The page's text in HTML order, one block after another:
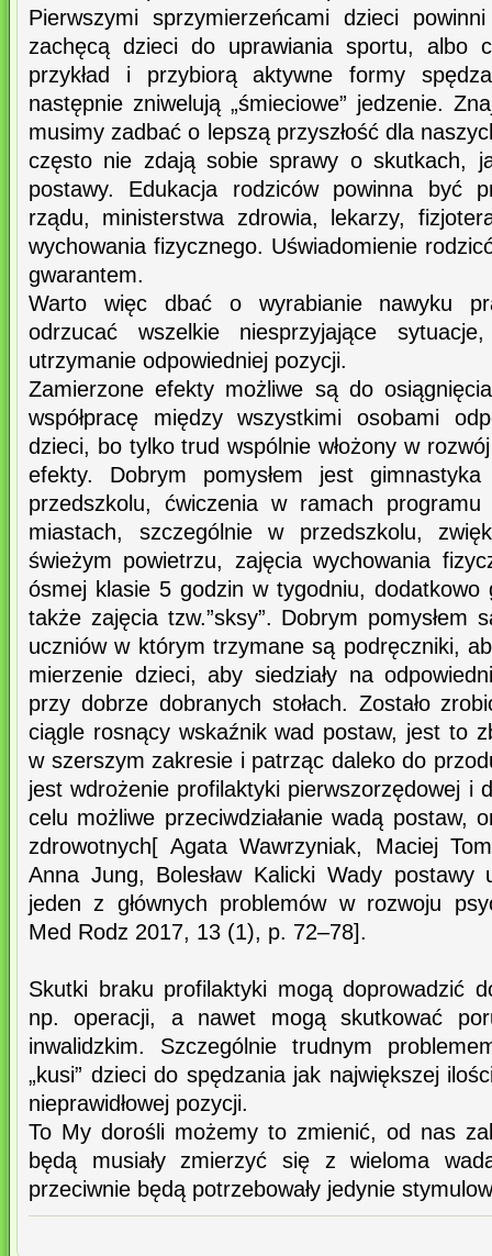
Pierwszymi sprzymierzeńcami dzieci
zachęcą dzieci do uprawiania sportu, albo
przykład i przybiorą aktywne formy
następnie zniwelują „śmieciowe” jedzenie.
musimy zadbać o lepszą przyszłość dla
często nie zdają sobie sprawy o skutkach,
postawy. Edukacja rodziców powinna być
rządu, ministerstwa zdrowia, lekarzy,
wychowania fizycznego. Uświadomienie
gwarantem.
Warto więc dbać o wyrabianie nawyku
odrzucać wszelkie niesprzyjające
utrzymanie odpowiedniej pozycji.
Zamierzone efekty możliwe są do
współpracę między wszystkimi osobami
dzieci, bo tylko trud wspólnie włożony w
efekty. Dobrym pomysłem jest
przedszkolu, ćwiczenia w ramach programu
miastach, szczególnie w przedszkolu,
świeżym powietrzu, zajęcia wychowania
ósmej klasie 5 godzin w tygodniu, dodatkowo
także zajęcia tzw.”sksy”. Dobrym pomysłem
uczniów w którym trzymane są podręczniki,
mierzenie dzieci, aby siedziały na
przy dobrze dobranych stołach. Zostało
ciągle rosnący wskaźnik wad postaw, jest to
w szerszym zakresie i patrząc daleko do
jest wdrożenie profilaktyki pierwszorzędowej i
celu możliwe przeciwdziałanie wadą postaw,
zdrowotnych[ Agata Wawrzyniak, Maciej
Anna Jung, Bolesław Kalicki Wady postawy
jeden z głównych problemów w rozwoju
Med Rodz 2017, 13 (1), p. 72–78].
Skutki braku profilaktyki mogą doprowadzić
np. operacji, a nawet mogą skutkować
inwalidzkim. Szczególnie trudnym
„kusi” dzieci do spędzania jak największej
nieprawidłowej pozycji.
To My dorośli możemy to zmienić, od nas
będą musiały zmierzyć się z wieloma
przeciwnie będą potrzebowały jedynie